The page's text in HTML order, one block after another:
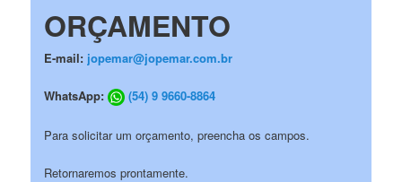
ORÇAMENTO
E-mail: jopemar@jopemar.com.br
WhatsApp: (54) 9 9660-8864
Para solicitar um orçamento, preencha os campos.
Retornaremos prontamente.